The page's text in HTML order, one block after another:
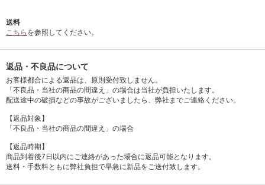
送料
こちら を参照してください。
返品・不良品について
お客様都合による返品は、原則受付致しません。
「不良品・当社の商品の間違え」の場合は当社が負担いたします。
配送途中の破損などの事故がございましたら、弊社までご連絡ください。
【返品対象】
「不良品・当社の商品の間違え」の場合
【返品時期】
商品到着後7日以内にご連絡があった場合に返品可能となります。
送料・手数料ともに弊社負担で早急に新品をご送付致します。